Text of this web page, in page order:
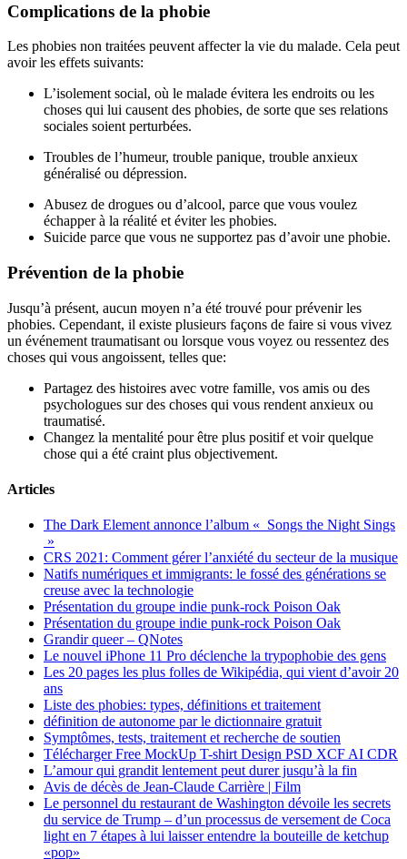
Complications de la phobie
Les phobies non traitées peuvent affecter la vie du malade. Cela peut
avoir les effets suivants:
L’isolement social, où le malade évitera les endroits ou les
choses qui lui causent des phobies, de sorte que ses relations
sociales soient perturbées.
Troubles de l’humeur, trouble panique, trouble anxieux
généralisé ou dépression.
Abusez de drogues ou d’alcool, parce que vous voulez
échapper à la réalité et éviter les phobies.
Suicide parce que vous ne supportez pas d’avoir une phobie.
Prévention de la phobie
Jusqu’à présent, aucun moyen n’a été trouvé pour prévenir les
phobies. Cependant, il existe plusieurs façons de faire si vous vivez
un événement traumatisant ou lorsque vous voyez ou ressentez des
choses qui vous angoissent, telles que:
Partagez des histoires avec votre famille, vos amis ou des
psychologues sur des choses qui vous rendent anxieux ou
traumatisé.
Changez la mentalité pour être plus positif et voir quelque
chose qui a été craint plus objectivement.
Articles
The Dark Element annonce l’album « Songs the Night Sings
»
CRS 2021: Comment gérer l’anxiété du secteur de la musique
Natifs numériques et immigrants: le fossé des générations se
creuse avec la technologie
Présentation du groupe indie punk-rock Poison Oak
Présentation du groupe indie punk-rock Poison Oak
Grandir queer – QNotes
Le nouvel iPhone 11 Pro déclenche la trypophobie des gens
Les 20 pages les plus folles de Wikipédia, qui vient d’avoir 20
ans
Liste des phobies: types, définitions et traitement
définition de autonome par le dictionnaire gratuit
Symptômes, tests, traitement et recherche de soutien
Télécharger Free MockUp T-shirt Design PSD XCF AI CDR
L’amour qui grandit lentement peut durer jusqu’à la fin
Avis de décès de Jean-Claude Carrière | Film
Le personnel du restaurant de Washington dévoile les secrets
du service de Trump – d’un processus de versement de Coca
light en 7 étapes à lui laisser entendre la bouteille de ketchup
«pop»